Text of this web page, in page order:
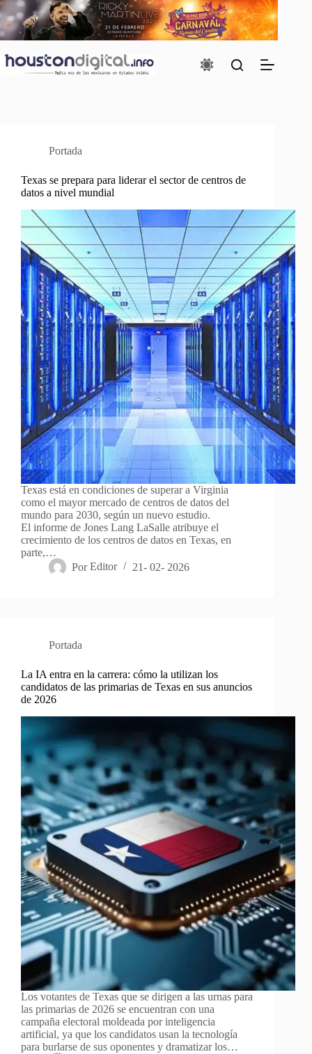
Saltar
al
contenido
Portada
Texas se prepara para liderar el sector de centros de
datos a nivel mundial
Texas está en condiciones de superar a Virginia
como el mayor mercado de centros de datos del
mundo para 2030, según un nuevo estudio.
El informe de Jones Lang LaSalle atribuye el
crecimiento de los centros de datos en Texas, en
parte,…
Por Editor 21- 02- 2026
Portada
La IA entra en la carrera: cómo la utilizan los
candidatos de las primarias de Texas en sus anuncios
de 2026
Los votantes de Texas que se dirigen a las urnas para
las primarias de 2026 se encuentran con una
campaña electoral moldeada por inteligencia
artificial, ya que los candidatos usan la tecnología
para burlarse de sus oponentes y dramatizar los…